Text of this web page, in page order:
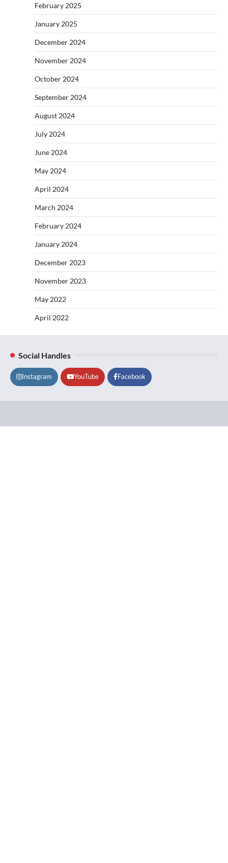
February 2025
January 2025
December 2024
November 2024
October 2024
September 2024
August 2024
July 2024
June 2024
May 2024
April 2024
March 2024
February 2024
January 2024
December 2023
November 2023
May 2022
April 2022
Social Handles
Instagram YouTube Facebook